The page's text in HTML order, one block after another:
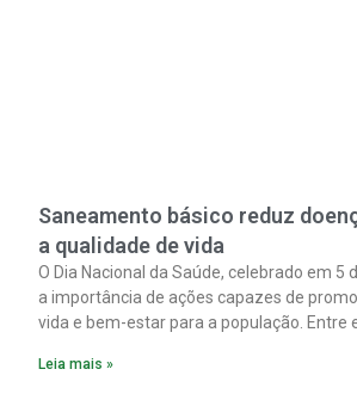
Saneamento básico reduz
a qualidade de vida
O Dia Nacional da Saúde, celebrado em 5
a importância de ações capazes de
vida e bem-estar para a população. Entre
serviços de coleta e tratamento de esgoto
Leia mais »